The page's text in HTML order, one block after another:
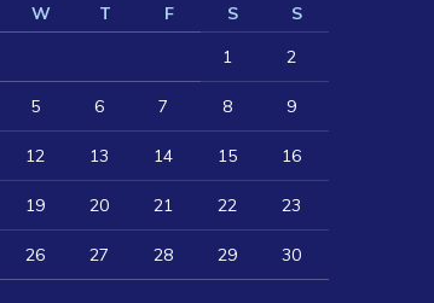
W T F S
S
1
2
5 6 7 8 9
12 13 14 15 16
19 20 21 22 23
26 27 28 29 30